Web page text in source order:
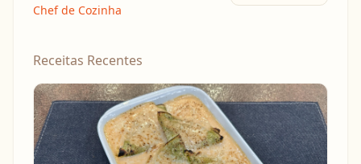
Chef de Cozinha
Receitas Recentes